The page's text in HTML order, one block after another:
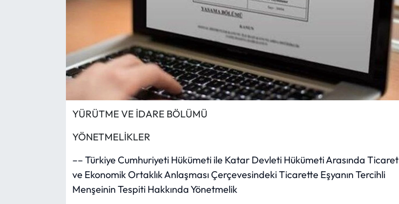
YÜRÜTME VE İDARE BÖLÜMÜ
YÖNETMELİKLER
–– Türkiye Cumhuriyeti Hükümeti ile Katar Devleti Hükümeti Arasında Ticaret
ve Ekonomik Ortaklık Anlaşması Çerçevesindeki Ticarette Eşyanın Tercihli
Menşeinin Tespiti Hakkında Yönetmelik